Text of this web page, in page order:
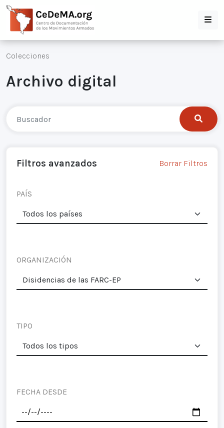
Colecciones
Archivo digital
Filtros avanzados Borrar Filtros
PAÍS
ORGANIZACIÓN
TIPO
FECHA DESDE